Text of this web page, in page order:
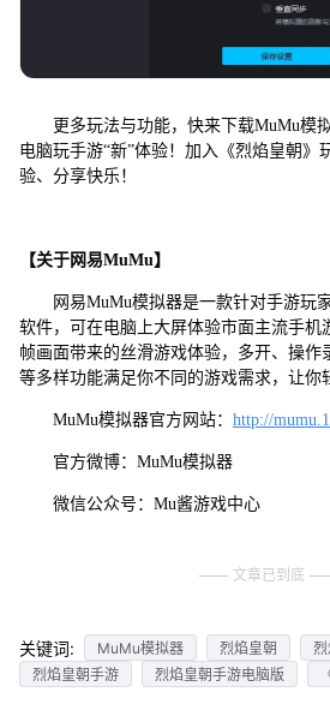
更多玩法与功能，快来下载MuMu模
电脑玩手游“新”体验！加入《烈焰皇朝》
验、分享快乐！
【关于网易MuMu】
网易MuMu模拟器是一款针对手游玩
软件，可在电脑上大屏体验市面主流手机
帧画面带来的丝滑游戏体验，多开、操作
等多样功能满足你不同的游戏需求，让你
MuMu模拟器官方网站： http://
官方微博：MuMu模拟器
微信公众号：Mu酱游戏中心
文章已到底
关键词: MuMu模拟器 烈焰皇朝
烈焰皇朝手游
烈焰皇朝手游电脑版